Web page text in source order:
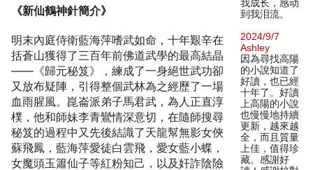
《新仙鶴神針簡介》
明末內庭侍衛藍海萍嗜武如命，十年艱辛在
括蒼山獲得了三百年前佛道武學的最高結晶
——《歸元秘笈》，練成了一身絕世武功卻
又放布疑陣，引得整個武林為之經歷了一場
血雨腥風。崑崙派弟子馬君武，為人正直淳
樸，他和師妹李青鸞情深意切，在隨師搜尋
秘笈的過程中又先後結識了天龍幫無影女俠
蘇飛鳳，藍海萍愛徒白雲飛，愛女藍小蝶，
女魔頭玉簫仙子等紅粉知己，以及奸詐陰險
我成长，感动
到我泪流。
2024/9/7
Ashley
因為尋找高陽
的小說知道了
好讀，也已經
十年了。好讀
上高陽的小說
也慢慢地持續
更新，越來越
全，而且質量
上佳，值得珍
藏。感謝好